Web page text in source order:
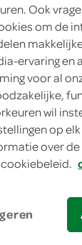
10 min.
klein
Ook
om de
ervaring en
voor al
wil
op
over
cookiebeleid.